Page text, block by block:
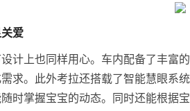
爱
计上也同样用心。车内配备了丰富
求。此外考拉还搭载了智能慧眼系
随时掌握宝宝的动态。同时还能根